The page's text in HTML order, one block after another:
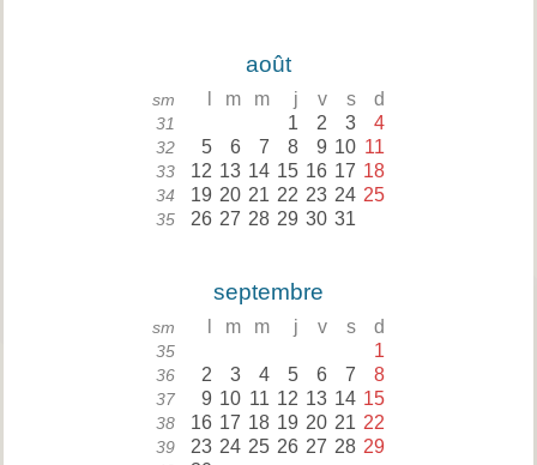
août
sm m m j v s d
31 1 2 3 4
32 5 6 7 8 9 10 11
33 12 13 14 15 16 17 18
34 19 20 21 22 23 24 25
35 26 27 28 29 30 31
septembre
sm m m j v s d
35 1
36 2 3 4 5 6 7 8
37 9 10 11 12 13 14 15
38 16 17 18 19 20 21 22
39 23 24 25 26 27 28 29